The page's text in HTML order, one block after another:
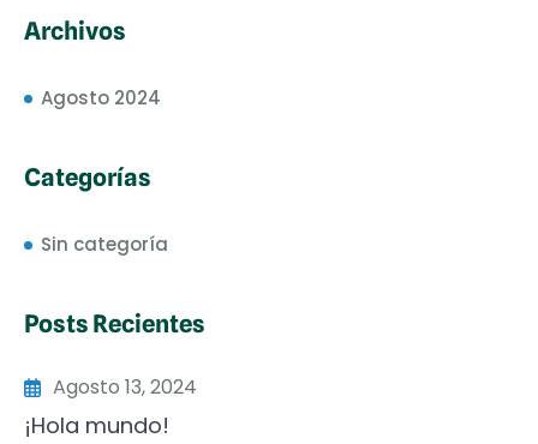
Archivos
Agosto 2024
Categorías
Sin categoría
Posts Recientes
Agosto 13, 2024
¡Hola mundo!